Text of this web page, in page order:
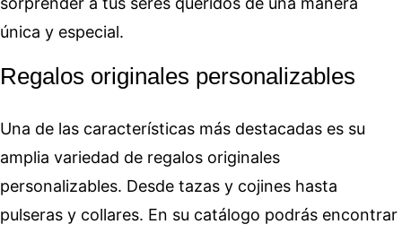
única y especial.
Regalos originales personalizables
Una de las características más destacadas es su
amplia variedad de regalos originales
personalizables. Desde tazas y cojines hasta
pulseras y collares. En su catálogo podrás encontrar